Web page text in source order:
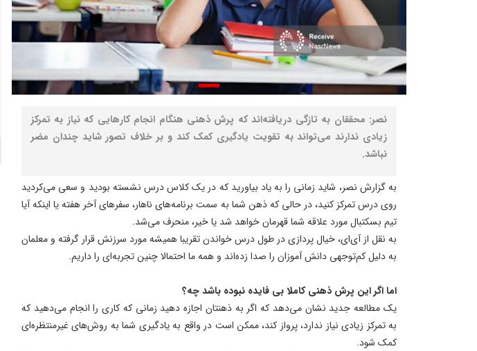
نصر: محققان به تازگی دریافته‌اند که پرش ذهنی هنگام انجام کارهایی که نیاز به تمرکز
زیادی ندارند می‌تواند به تقویت یادگیری کمک کند و بر خلاف تصور شاید چندان مضر
نباشد.
به گزارش نصر، شاید زمانی را به یاد بیاورید که در یک کلاس درس نشسته بودید و سعی می‌کردید
روی درس تمرکز کنید، در حالی که ذهن شما به سمت برنامه‌های ناهار، سفرهای آخر هفته یا اینکه آیا
تیم بسکتبال مورد علاقه شما قهرمان خواهد شد یا خیر، منحرف می‌شد.
به نقل از آی‌ای، خیال پردازی در طول درس خواندن تقریبا همیشه مورد سرزنش قرار گرفته و معلمان
به دلیل کم‌توجهی دانش آموزان را صدا زده‌اند و همه‌ ما احتمالا چنین تجربه‌ای را داریم.
اما اگر این پرش ذهنی کاملا بی فایده نبوده باشد چه؟
یک مطالعه جدید نشان می‌دهد که اگر به ذهنتان اجازه دهید زمانی که کاری را انجام می‌دهید که
به تمرکز زیادی نیاز ندارد، پرواز کند، ممکن است در واقع به یادگیری شما به روش‌های غیرمنتظره‌ای
کمک شود.